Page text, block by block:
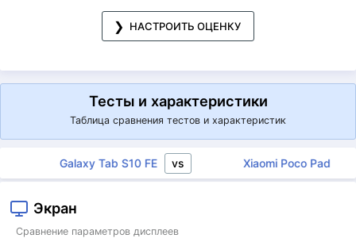
НАСТРОИТЬ ОЦЕНКУ
Тесты и характеристики
Таблица сравнения тестов и характеристик
Galaxy Tab S10 FE vs Xiaomi Poco Pad
Экран
Сравнение параметров дисплеев